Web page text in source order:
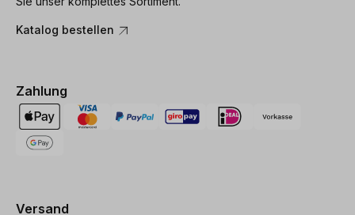
Katalog bestellen
Zahlung
Versand